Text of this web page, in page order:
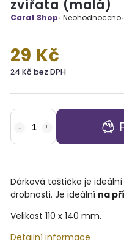
zvířata (malá)
Carat Shop Neohodnoceno
29 Kč
24 Kč bez DPH
Dárková taštička je
drobnosti. Je ideální na
Velikost 110 x 140 mm.
Detailní informace